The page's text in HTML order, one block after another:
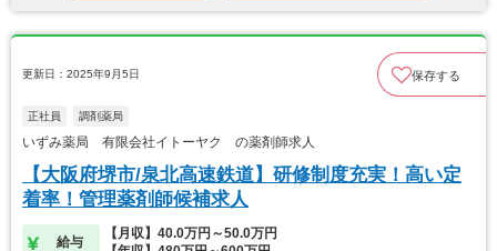
更新日：2025年9月5日 保存する
正社員 調剤薬局
いずみ薬局 有限会社イトーヤク の薬剤師求人
【大阪府堺市/泉北高速鉄道】研修制度充実！高い定
着率！管理薬剤師候補求人
給与
【月収】40.0万円～50.0万円